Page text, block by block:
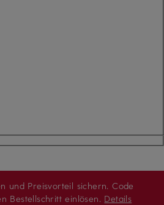
und Preisvorteil sichern. Code
Bestellschritt einlösen. Details